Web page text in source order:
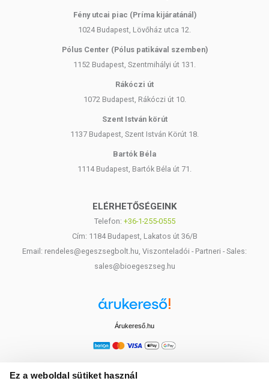
Ez a weboldal sütiket használ
Fény utcai piac (Príma kijáratánál)
1024 Budapest, Lövőház utca 12.
Pólus Center (Pólus patikával szemben)
1152 Budapest, Szentmihályi út 131.
Rákóczi út
1072 Budapest, Rákóczi út 10.
Szent István körút
1137 Budapest, Szent István Körút 18.
Bartók Béla
1114 Budapest, Bartók Béla út 71.
ELÉRHETŐSÉGEINK
Telefon: +36-1-255-0555
Cím: 1184 Budapest, Lakatos út 36/B
Email: rendeles@egeszsegbolt.hu, Viszonteladói - Partneri - Sales:
sales@bioegeszseg.hu
Árukereső.hu